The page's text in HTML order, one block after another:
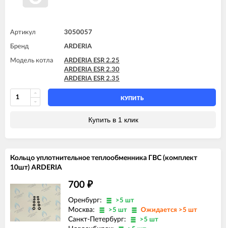
Артикул 3050057
Бренд ARDERIA
Модель котла
ARDERIA ESR 2.25
ARDERIA ESR 2.30
ARDERIA ESR 2.35
КУПИТЬ
Купить в 1 клик
Кольцо уплотнительное теплообменника ГВС (комплект
10шт) ARDERIA
700 ₽
Оренбург: >5 шт
Москва: >5 шт Ожидается >5 шт
Санкт-Петербург: >5 шт